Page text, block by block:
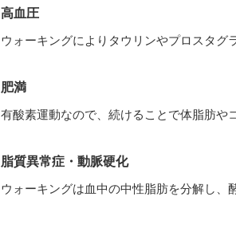
高血圧
ウォーキングによりタウリンやプロスタグ
肥満
有酸素運動なので、続けることで体脂肪や
脂質異常症・動脈硬化
ウォーキングは血中の中性脂肪を分解し、